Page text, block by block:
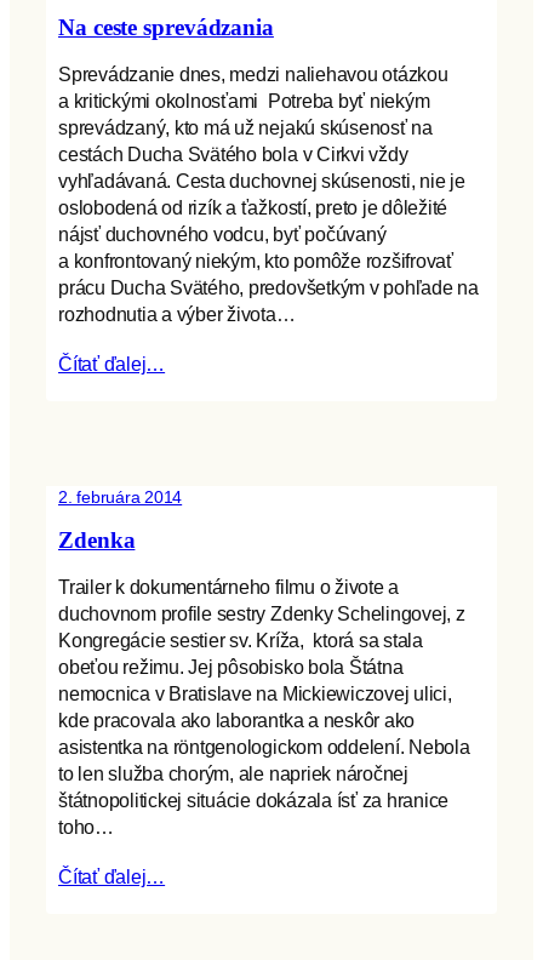
Na ceste sprevádzania
Sprevádzanie dnes, medzi naliehavou otázkou
a kritickými okolnosťami Potreba byť niekým
sprevádzaný, kto má už nejakú skúsenosť na
cestách Ducha Svätého bola v Cirkvi vždy
vyhľadávaná. Cesta duchovnej skúsenosti, nie je
oslobodená od rizík a ťažkostí, preto je dôležité
nájsť duchovného vodcu, byť počúvaný
a konfrontovaný niekým, kto pomôže rozšifrovať
prácu Ducha Svätého, predovšetkým v pohľade na
rozhodnutia a výber života…
Čítať ďalej…
2. februára 2014
Zdenka
Trailer k dokumentárneho filmu o živote a
duchovnom profile sestry Zdenky Schelingovej, z
Kongregácie sestier sv. Kríža, ktorá sa stala
obeťou režimu. Jej pôsobisko bola Štátna
nemocnica v Bratislave na Mickiewiczovej ulici,
kde pracovala ako laborantka a neskôr ako
asistentka na röntgenologickom oddelení. Nebola
to len služba chorým, ale napriek náročnej
štátnopolitickej situácie dokázala ísť za hranice
toho…
Čítať ďalej…